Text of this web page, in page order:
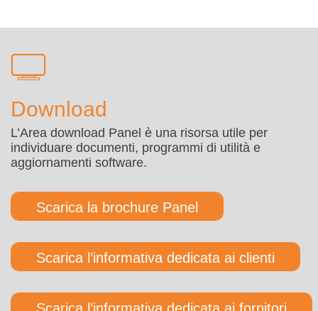
Download
L’Area download Panel è una risorsa utile per
individuare documenti, programmi di utilità e
aggiornamenti software.
Scarica la brochure Panel
Scarica l’informativa dedicata ai clienti